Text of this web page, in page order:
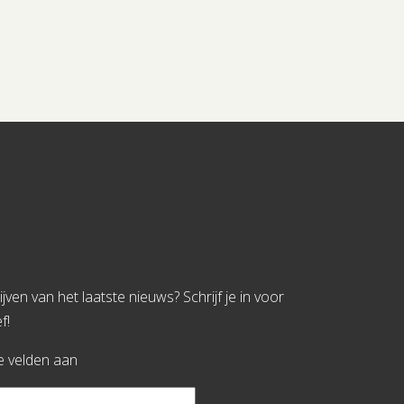
van het laatste nieuws? Schrijf je in voor
velden aan